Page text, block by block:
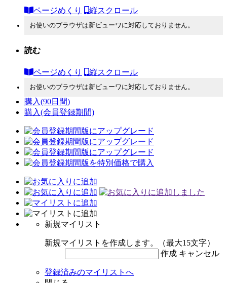
ページめくり 縦スクロール
お使いのブラウザは新ビューワに対応しておりません。
読む
ページめくり 縦スクロール
お使いのブラウザは新ビューワに対応しておりません。
購入(90日間)
購入(会員登録期間)
新規マイリスト
新規マイリストを作成します。（最大15文字）
作成 キャンセル
登録済みのマイリストへ